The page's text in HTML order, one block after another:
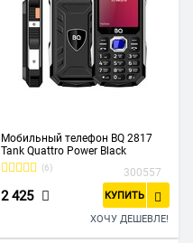
Мобильный телефон BQ 2817
Tank Quattro Power Black
(6) 300557
2 425 КУПИТЬ
ХОЧУ ДЕШЕВЛЕ!